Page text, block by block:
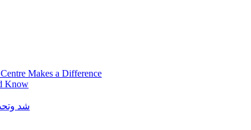
Makes a Difference
Know
شد